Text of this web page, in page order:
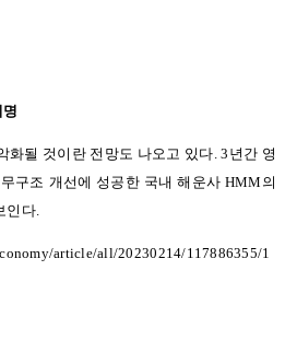
화될 것이란 전망도 나오고 있다. 3 년간 영
구조 개선에 성공한 국내 해운사 HMM 의
인다.
article/all/20230214/117886355/1